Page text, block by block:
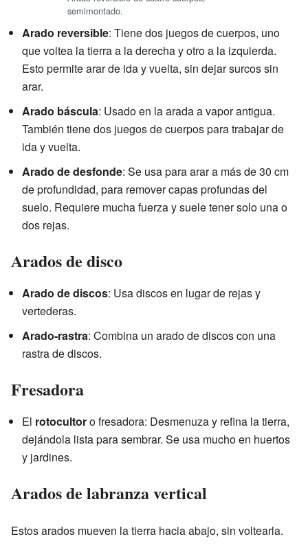
semimontado.
Arado reversible: Tiene dos juegos de cuerpos, uno
que voltea la tierra a la derecha y otro a la izquierda.
Esto permite arar de ida y vuelta, sin dejar surcos sin
arar.
Arado báscula: Usado en la arada a vapor antigua.
También tiene dos juegos de cuerpos para trabajar de
ida y vuelta.
Arado de desfonde: Se usa para arar a más de 30 cm
de profundidad, para remover capas profundas del
suelo. Requiere mucha fuerza y suele tener solo una o
dos rejas.
Arados de disco
Arado de discos: Usa discos en lugar de rejas y
vertederas.
Arado-rastra: Combina un arado de discos con una
rastra de discos.
Fresadora
El rotocultoro fresadora: Desmenuza y refina la tierra,
dejándola lista para sembrar. Se usa mucho en huertos
y jardines.
Arados de labranza vertical
Estos arados mueven la tierra hacia abajo, sin voltearla.